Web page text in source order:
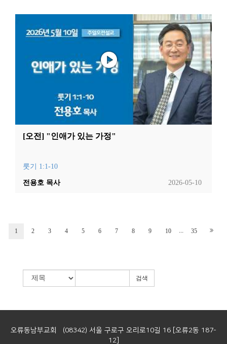
[오전] "인애가 있는 가정"
룻기 1:1-10
2026-05-10
전용호 목사
1 2 3 4 5 6 7 8 9 10 ... 35
검색
오류동남부교회 (08342) 서울 구로구 오리로10길 16 [오류2동 187-
12]